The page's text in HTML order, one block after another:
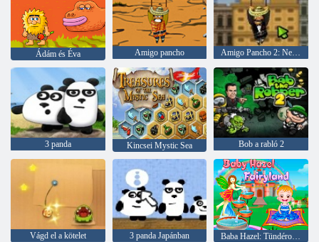
Ádám és Éva Amigo pancho Amigo Pancho 2: New York -i party
3 panda Kincsei Mystic Sea Bob a rabló 2
Vágd el a kötelet 3 panda Japánban Baba Hazel: Tündérország